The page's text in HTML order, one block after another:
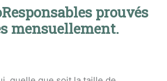
prouvés
mensuellement.